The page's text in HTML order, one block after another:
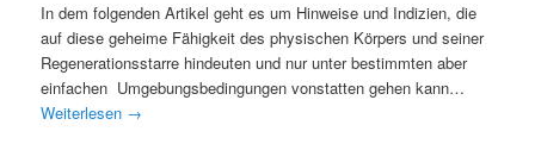
In dem folgenden Artikel geht es um Hinweise und Indizien, die
auf diese geheime Fähigkeit des physischen Körpers und seiner
Regenerationsstarre hindeuten und nur unter bestimmten aber
einfachen Umgebungsbedingungen vonstatten gehen kann…
Weiterlesen →